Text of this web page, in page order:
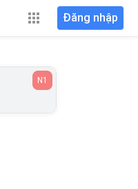
Đăng nhập
N1